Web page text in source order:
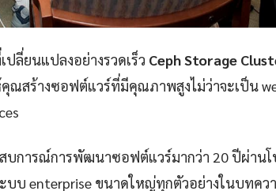
ลี่ยนแปลงอย่างรวดเร็ว Ceph Storage
ณสร้างซอฟต์แวร์ที่มีคุณภาพสูงไม่ว่าจะเป็น
การณ์การพัฒนาซอฟต์แวร์มากว่า 20 ปีผ่านโ
บบ enterprise ขนาดใหญ่ทุกตัวอย่างในบทคว